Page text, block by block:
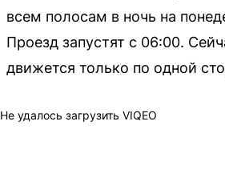
всем полосам в ночь на
Проезд запустят с 06:00.
движется только по одной
Не удалось загрузить VIQEO